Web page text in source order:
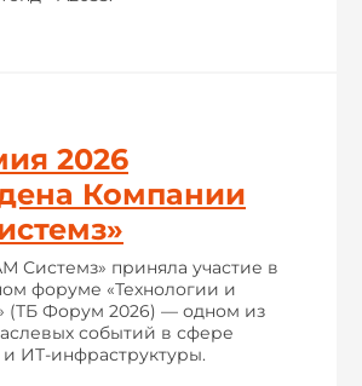
2026
Компании
Системз» приняла участие в
форуме «Технологии и
(ТБ Форум 2026) — одном из
событий в сфере
и ИТ-инфраструктуры.